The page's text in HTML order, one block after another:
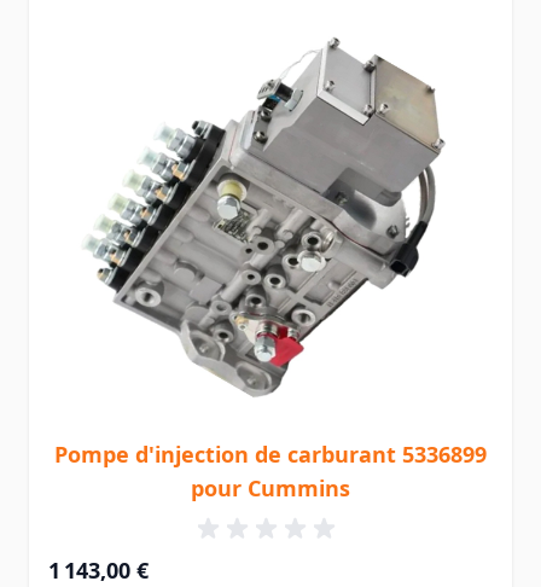
Pompe d'injection de carburant 5336899
pour Cummins
1 143,00 €